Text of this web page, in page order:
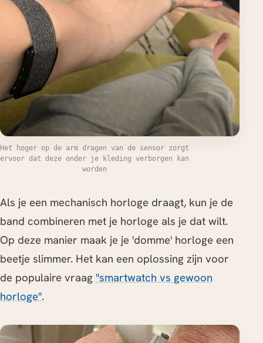
Het hoger op de arm dragen van de sensor zorgt
ervoor dat deze onder je kleding verborgen kan
worden
Als je een mechanisch horloge draagt, kun je de
band combineren met je horloge als je dat wilt.
Op deze manier maak je je 'domme' horloge een
beetje slimmer. Het kan een oplossing zijn voor
de populaire vraag "smartwatch vs gewoon
horloge".